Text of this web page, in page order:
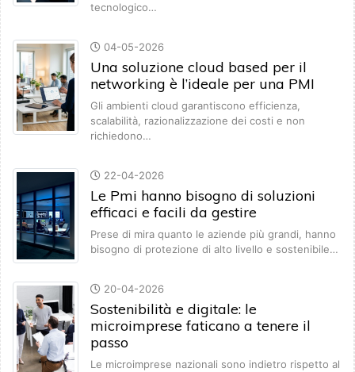
tecnologico…
04-05-2026
Una soluzione cloud based per il
networking è l’ideale per una PMI
Gli ambienti cloud garantiscono efficienza,
scalabilità, razionalizzazione dei costi e non
richiedono…
22-04-2026
Le Pmi hanno bisogno di soluzioni
efficaci e facili da gestire
Prese di mira quanto le aziende più grandi, hanno
bisogno di protezione di alto livello e sostenibile…
20-04-2026
Sostenibilità e digitale: le
microimprese faticano a tenere il
passo
Le microimprese nazionali sono indietro rispetto al